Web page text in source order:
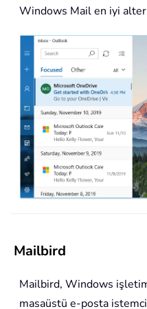
Windows Mail en iyi
Mailbird
Mailbird, Windows
masaüstü e-posta